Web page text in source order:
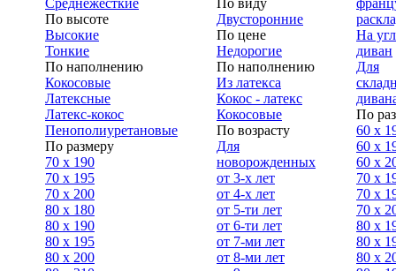
Среднежесткие
По высоте
Высокие
Тонкие
По наполнению
Кокосовые
Латексные
Латекс-кокос
Пенополиуретановые
По размеру
70 х 190
70 х 195
70 х 200
80 х 180
80 х 190
80 х 195
80 х 200
По виду
Двусторонние
По цене
Недорогие
По наполнению
Из латекса
Кокос - латекс
Кокосовые
По возрасту
Для
новорожденных
от 3-х лет
от 4-х лет
от 5-ти лет
от 6-ти лет
от 7-ми лет
от 8-ми лет
На
диван
Для
По
60 х
60 х
60 х
70 x
70 х
70 x
80 x
80 x
80 x